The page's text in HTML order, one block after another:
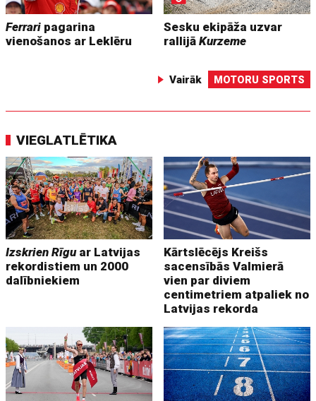
Ferrari pagarina
vienošanos ar Leklēru
Sesku ekipāža uzvar
rallijāKurzeme
Vairāk MOTORU SPORTS
VIEGLATLĒTIKA
Izskrien Rīguar Latvijas
rekordistiem un 2000
dalībniekiem
Kārtslēcējs Kreišs
sacensībās Valmierā
vien par diviem
centimetriem atpaliek no
Latvijas rekorda